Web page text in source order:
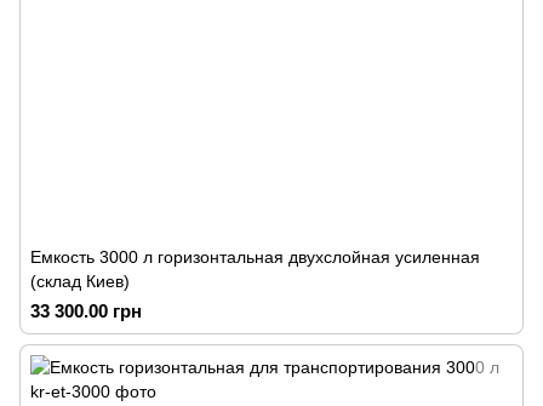
Емкость 3000 л горизонтальная двухслойная усиленная
(склад Киев)
33 300.00 грн